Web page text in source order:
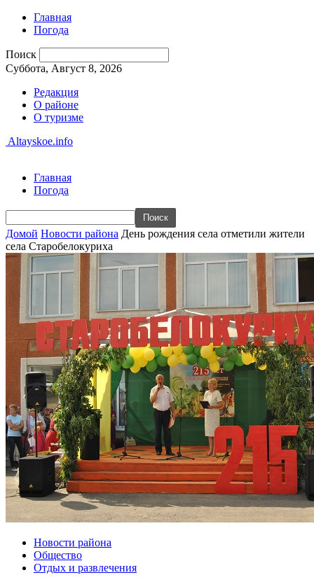
Главная
Погода
Поиск
Суббота, Август 8, 2026
Редакция
О районе
О туризме
Altayskoe.info
Главная
Погода
Домой Новости района День рождения села отметили жители
села Старобелокуриха
Новости района
Общество
Отдых и развлечения